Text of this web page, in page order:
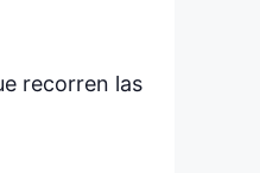
recorren las